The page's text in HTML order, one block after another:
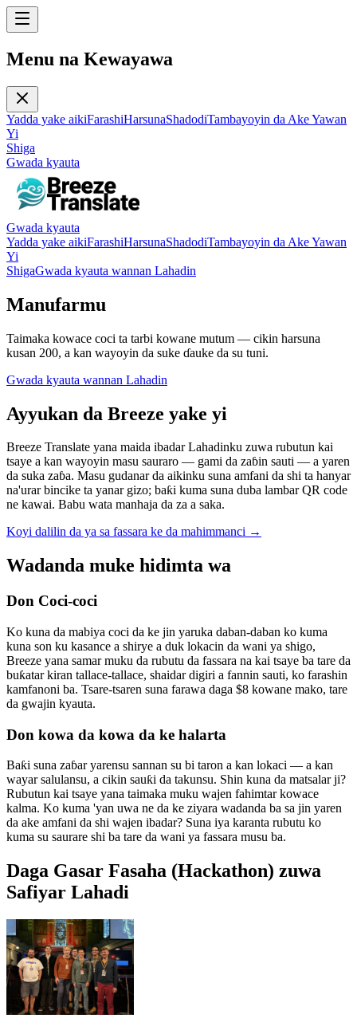
Menu na Kewayawa
Yadda yake aikiFarashiHarsunaShadodiTambayoyin da Ake Yawan
Yi
Shiga
Gwada kyauta
Gwada kyauta
Yadda yake aikiFarashiHarsunaShadodiTambayoyin da Ake Yawan
Yi
ShigaGwada kyauta wannan Lahadin
Manufarmu
Taimaka kowace coci ta tarbi kowane mutum — cikin harsuna
kusan 200, a kan wayoyin da suke ɗauke da su tuni.
Gwada kyauta wannan Lahadin
Ayyukan da Breeze yake yi
Breeze Translate yana maida ibadar Lahadinku zuwa rubutun kai
tsaye a kan wayoyin masu sauraro — gami da zaɓin sauti — a yaren
da suka zaɓa. Masu gudanar da aikinku suna amfani da shi ta hanyar
na'urar bincike ta yanar gizo; baƙi kuma suna duba lambar QR code
ne kawai. Babu wata manhaja da za a saka.
Koyi dalilin da ya sa fassara ke da mahimmanci →
Wadanda muke hidimta wa
Don Coci-coci
Ko kuna da mabiya coci da ke jin yaruka daban-daban ko kuma
kuna son ku kasance a shirye a duk lokacin da wani ya shigo,
Breeze yana samar muku da rubutu da fassara na kai tsaye ba tare da
buƙatar kiran tallace-tallace, shaidar digiri a fannin sauti, ko farashin
kamfanoni ba. Tsare-tsaren suna farawa daga $8 kowane mako, tare
da gwajin kyauta.
Don kowa da kowa da ke halarta
Baƙi suna zaɓar yarensu sannan su bi taron a kan lokaci — a kan
wayar salulansu, a cikin sauƙi da takunsu. Shin kuna da matsalar ji?
Rubutun kai tsaye yana taimaka muku wajen fahimtar kowace
kalma. Ko kuma 'yan uwa ne da ke ziyara wadanda ba sa jin yaren
da ake amfani da shi wajen ibadar? Suna iya karanta rubutu ko
kuma su saurare shi ba tare da wani ya fassara musu ba.
Daga Gasar Fasaha (Hackathon) zuwa
Safiyar Lahadi